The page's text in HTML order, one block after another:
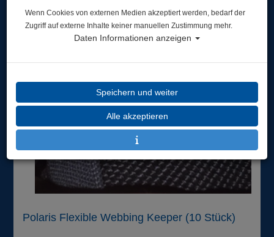
Polaris Flexible Webbing Keeper (10 Stück)
Wenn Cookies von externen Medien akzeptiert werden, bedarf der
Zugriff auf externe Inhalte keiner manuellen Zustimmung mehr.
Daten Informationen anzeigen
Speichern und weiter
Alle akzeptieren